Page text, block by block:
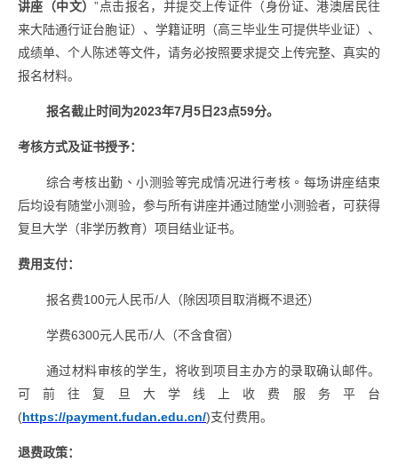
讲座（中文）”点击报名，并提交上传证件（身份证、港澳居民往
来大陆通行证台胞证）、学籍证明（高三毕业生可提供毕业证）、
成绩单、个人陈述等文件，请务必按照要求提交上传完整、真实的
报名材料。
报名截止时间为2023年7月5 日23点59分。
考核方式及证书授予：
综合考核出勤、小测验等完成情况进行考核。 每场讲座结束
后均设有随堂小测验，参与所有讲座并通过随堂小测验者，可获得
复旦大学（非学历教育）项目结业证书。
费用支付：
报名费100元人民币/人（除因项目取消概不退还）
学费6300元人民币/人（不含食宿）
通过材料审核的学生，将收到项目主办方的录取确认邮件。
可前往复旦大学线上收费服务平台
(https://payment.fudan.edu.cn/)支付费用。
退费政策：